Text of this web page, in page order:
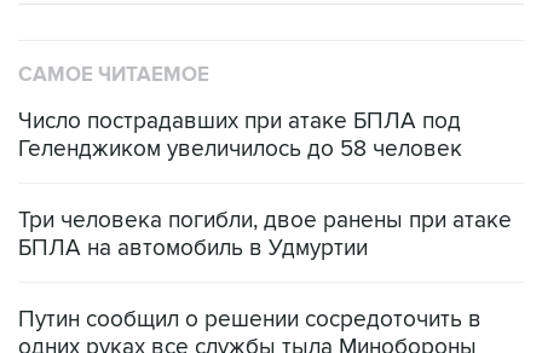
Число пострадавших при атаке БПЛА под
Три человека погибли, двое ранены при атаке
Путин сообщил о решении сосредоточить в